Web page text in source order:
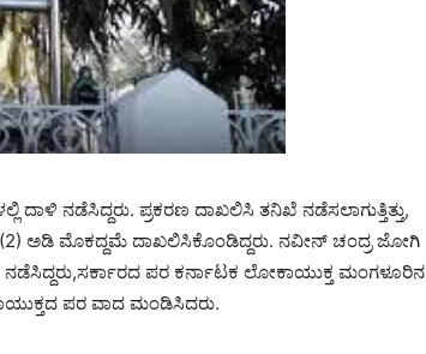
ನಡೆಸಿದ್ದರು. ಪ್ರಕರಣ ದಾಖಲಿಸಿ ತನಿಖೆ ನಡೆಸಲಾಗುತ್ತಿತ್ತು,
ಅಡಿ ಮೊಕದ್ದಮೆ ದಾಖಲಿಸಿಕೊಂಡಿದ್ದರು. ನವೀನ್‌ ಚಂದ್ರ ಜೋಗಿ
ಪರ ಕರ್ನಾಟಕ ಲೋಕಾಯುಕ್ತ ಮಂಗಳೂರಿನ
ಪರ ವಾದ ಮಂಡಿಸಿದರು.